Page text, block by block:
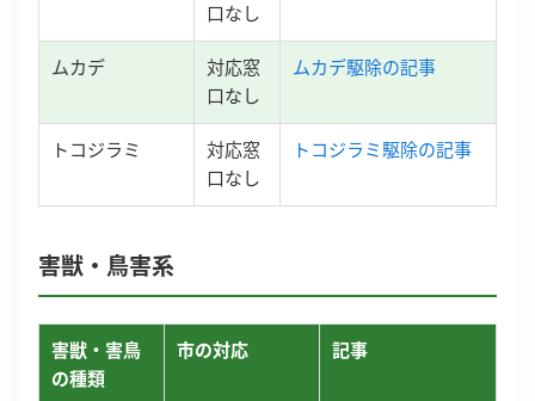
口なし
ムカデ
対応窓
口なし
ムカデ駆除の記事
トコジラミ
対応窓
口なし
トコジラミ駆除の記事
害獣・鳥害系
害獣・害鳥
の種類
市の対応 記事